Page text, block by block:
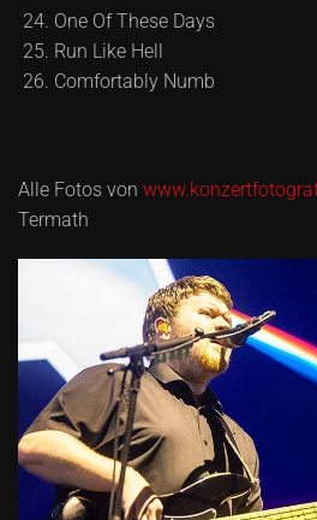
One Of These Days
Run Like Hell
Comfortably Numb
Alle Fotos von
Termath